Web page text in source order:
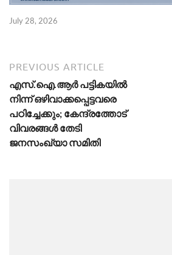
July 28, 2026
PREVIOUS ARTICLE
എസ്.ഐ.ആർ പട്ടികയിൽ
നിന്ന് ഒഴിവാക്കപ്പെട്ടവരെ
പഠിച്ചേക്കും; കേന്ദ്രത്തോട്
വിവരങ്ങൾ തേടി
ജനസംഖ്യാ സമിതി